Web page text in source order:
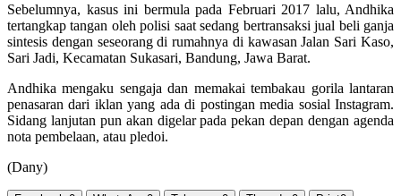
Sebelumnya, kasus ini bermula pada Februari 2017 lalu, Andhika
tertangkap tangan oleh polisi saat sedang bertransaksi jual beli ganja
sintesis dengan seseorang di rumahnya di kawasan Jalan Sari Kaso,
Sari Jadi, Kecamatan Sukasari, Bandung, Jawa Barat.
Andhika mengaku sengaja dan memakai tembakau gorila lantaran
penasaran dari iklan yang ada di postingan media sosial Instagram.
Sidang lanjutan pun akan digelar pada pekan depan dengan agenda
nota pembelaan, atau pledoi.
(Dany)